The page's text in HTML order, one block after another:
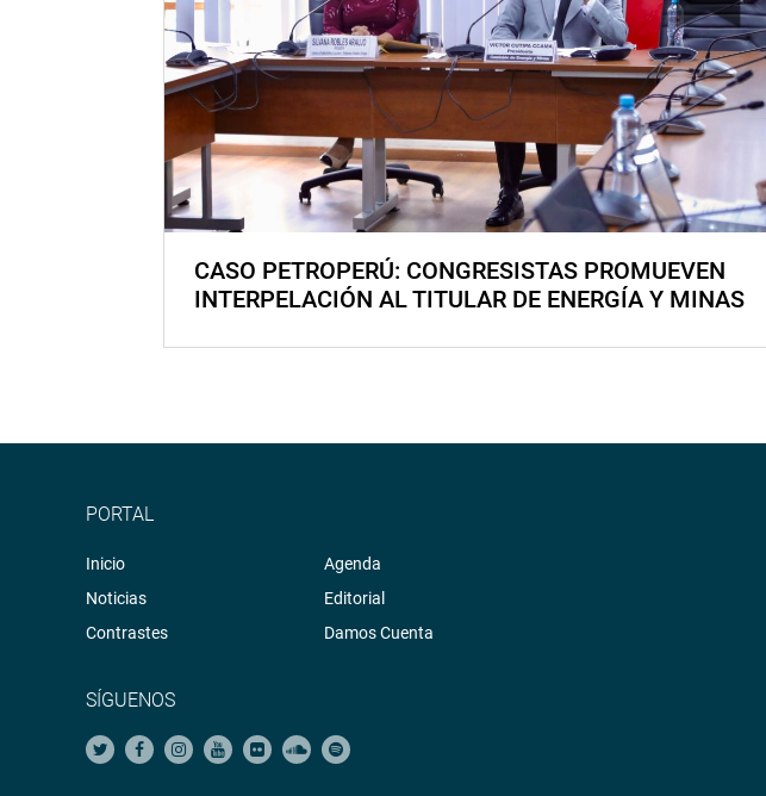
CASO PETROPERÚ: CONGRESISTAS PROMUEVEN
INTERPELACIÓN AL TITULAR DE ENERGÍA Y MINAS
PORTAL
Inicio
Noticias
Contrastes
Agenda
Editorial
Damos Cuenta
SÍGUENOS